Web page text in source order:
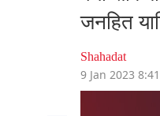
जनहित
Shahadat
9 Jan 2023